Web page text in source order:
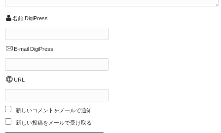
名前 DigiPress
E-mail DigiPress
URL
新しいコメントをメールで通知
新しい投稿をメールで受け取る